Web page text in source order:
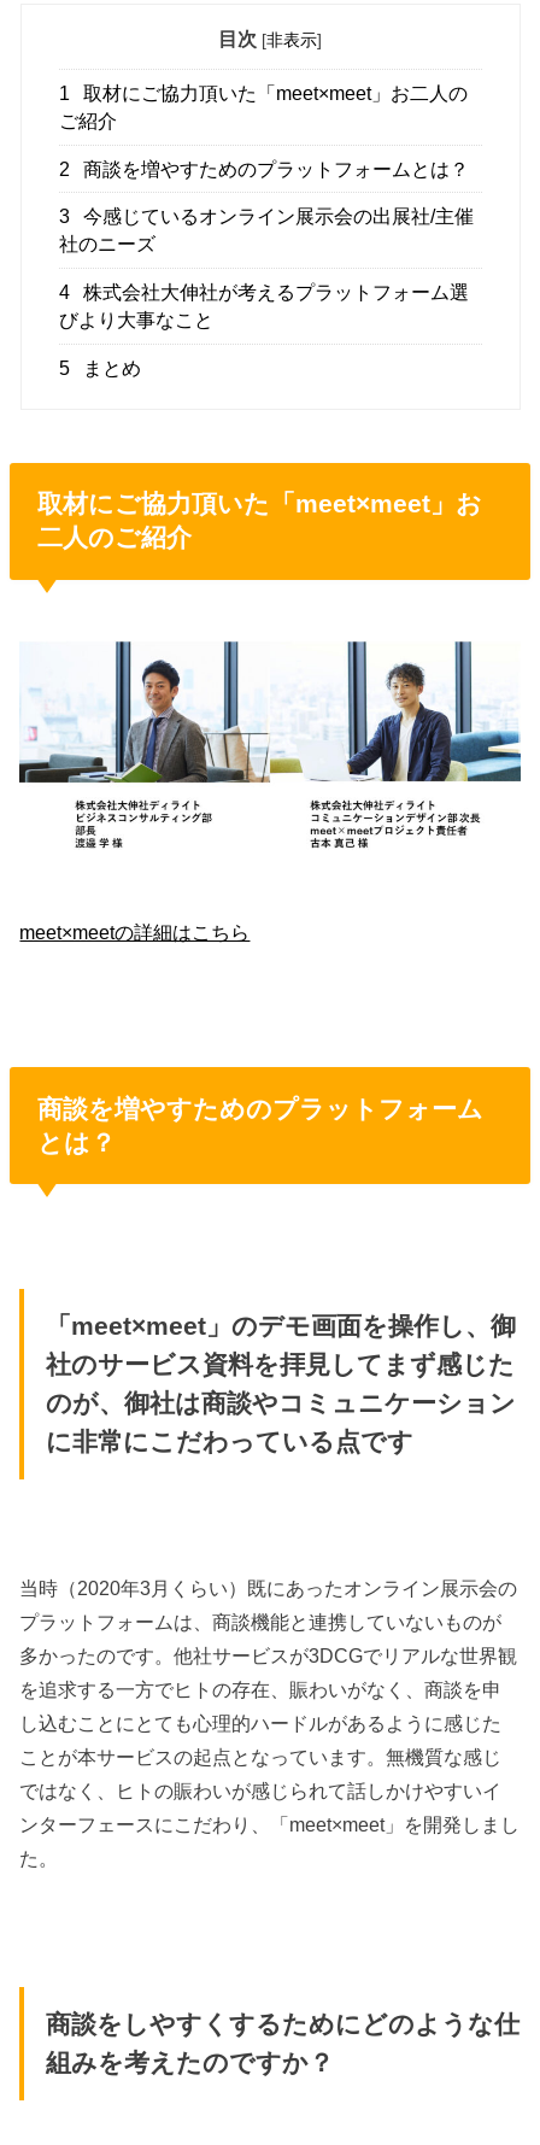
目次 [非表示]
1
取材にご協力頂いた「meet×meet」お二人の
ご紹介
2 商談を増やすためのプラットフォームとは？
3
今感じているオンライン展示会の出展社/主催
社のニーズ
4
株式会社大伸社が考えるプラットフォーム選
びより大事なこと
5 まとめ
取材にご協力頂いた「meet×meet」お
二人のご紹介
meet×meetの詳細はこちら
商談を増やすためのプラットフォーム
とは？
「meet×meet」のデモ画面を操作し、御
社のサービス資料を拝見してまず感じた
のが、御社は商談やコミュニケーション
に非常にこだわっている点です
当時（2020年3月くらい）既にあったオンライン展示会の
プラットフォームは、商談機能と連携していないものが
多かったのです。他社サービスが3DCGでリアルな世界観
を追求する一方でヒトの存在、賑わいがなく、商談を申
し込むことにとても心理的ハードルがあるように感じた
ことが本サービスの起点となっています。無機質な感じ
ではなく、ヒトの賑わいが感じられて話しかけやすいイ
ンターフェースにこだわり、「meet×meet」を開発しまし
た。
商談をしやすくするためにどのような仕
組みを考えたのですか？